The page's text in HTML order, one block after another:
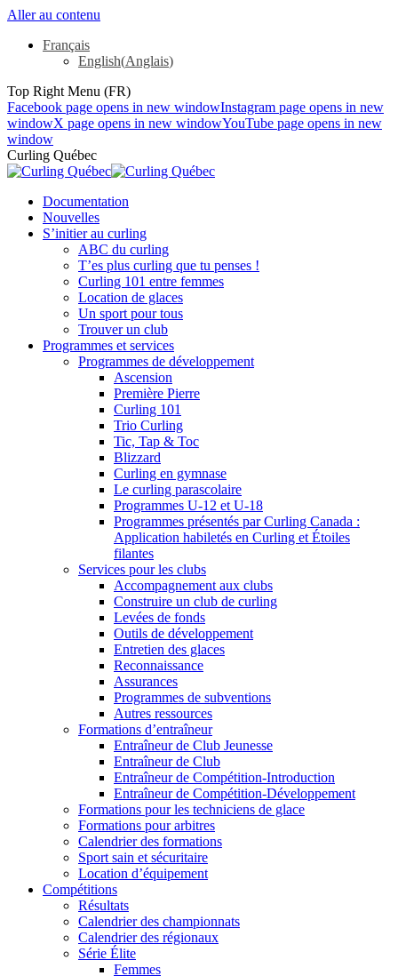
Aller au contenu
Français
English(Anglais)
Top Right Menu (FR)
Facebook page opens in new windowInstagram page opens in new
windowX page opens in new windowYouTube page opens in new
window
Curling Québec
Documentation
Nouvelles
S’initier au curling
ABC du curling
T’es plus curling que tu penses !
Curling 101 entre femmes
Location de glaces
Un sport pour tous
Trouver un club
Programmes et services
Programmes de développement
Ascension
Première Pierre
Curling 101
Trio Curling
Tic, Tap & Toc
Blizzard
Curling en gymnase
Le curling parascolaire
Programmes U-12 et U-18
Programmes présentés par Curling Canada :
Application habiletés en Curling et Étoiles
filantes
Services pour les clubs
Accompagnement aux clubs
Construire un club de curling
Levées de fonds
Outils de développement
Entretien des glaces
Reconnaissance
Assurances
Programmes de subventions
Autres ressources
Formations d’entraîneur
Entraîneur de Club Jeunesse
Entraîneur de Club
Entraîneur de Compétition-Introduction
Entraîneur de Compétition-Développement
Formations pour les techniciens de glace
Formations pour arbitres
Calendrier des formations
Sport sain et sécuritaire
Location d’équipement
Compétitions
Résultats
Calendrier des championnats
Calendrier des régionaux
Série Élite
Femmes